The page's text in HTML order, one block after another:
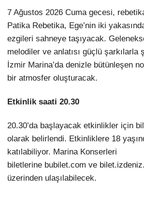
7 Ağustos 2026 Cuma gecesi,
Patika Rebetika, Ege’nin iki
ezgileri sahneye taşıyacak.
melodiler ve anlatısı güçlü şarkılarla
İzmir Marina’da denizle bütünleşen
bir atmosfer oluşturacak.
Etkinlik saati 20.30
20.30’da başlayacak etkinlikler için
olarak belirlendi. Etkinliklere 18
katılabiliyor. Marina Konserleri
biletlerine bubilet.com ve
üzerinden ulaşılabilecek.